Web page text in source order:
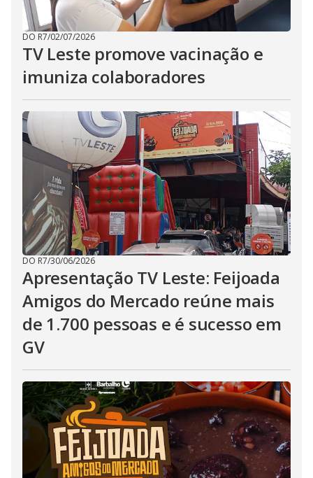
DO R7/02/07/2026
TV Leste promove vacinação e
imuniza colaboradores
DO R7/30/06/2026
Apresentação TV Leste: Feijoada
Amigos do Mercado reúne mais
de 1.700 pessoas e é sucesso em
GV